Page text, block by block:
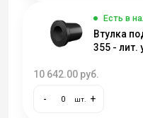
Есть в
Втулка
355 - лит.
10 642.00 руб.
- шт. +